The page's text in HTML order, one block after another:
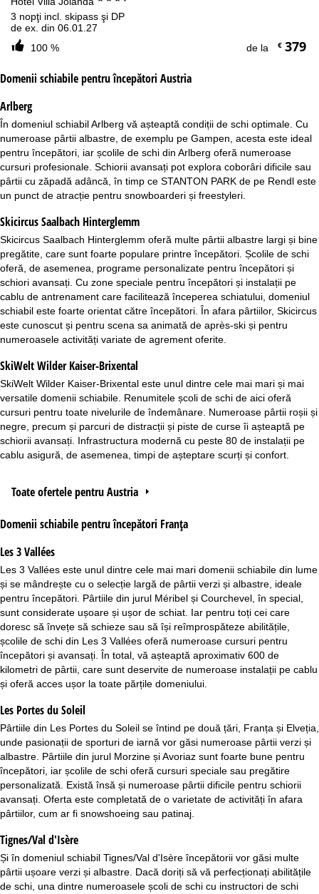
3 nopţi incl. skipass şi DP
de ex. din 06.01.27
100 %
de la €379
Domenii schiabile pentru începători Austria
Arlberg
În domeniul schiabilArlberg vă așteaptă condiții de schi optimale. Cu
numeroase pârtii albastre, de exemplu pe Gampen, acesta este ideal
pentru începători, iar școlile de schi din Arlberg oferă numeroase
cursuri profesionale. Schiorii avansați pot explora coborâri dificile sau
pârtii cu zăpadă adâncă, în timp ce STANTON PARK de pe Rendl este
un punct de atracție pentru snowboarderi și freestyleri.
Skicircus Saalbach Hinterglemm
Skicircus Saalbach Hinterglemm oferă multe pârtii albastre largi și bine
pregătite, care sunt foarte populare printre începători. Școlile de schi
oferă, de asemenea, programe personalizate pentru începători și
schiori avansați. Cu zone speciale pentru începători și instalații pe
cablu de antrenament care facilitează începerea schiatului, domeniul
schiabil este foarte orientat către începători. În afara pârtiilor, Skicircus
este cunoscut și pentru scena sa animată de après-ski și pentru
numeroasele activități variate de agrement oferite.
SkiWelt Wilder Kaiser-Brixental
SkiWelt Wilder Kaiser-Brixental este unul dintre cele mai mari și mai
versatile domenii schiabile. Renumitele școli de schi de aici oferă
cursuri pentru toate nivelurile de îndemânare. Numeroase pârtii roșii și
negre, precum și parcuri de distracții și piste de curse îi așteaptă pe
schiorii avansați. Infrastructura modernă cu peste 80 de instalații pe
cablu asigură, de asemenea, timpi de așteptare scurți și confort.
Toate ofertele pentru Austria
Domenii schiabile pentru începători Franța
Les 3 Vallées
Les 3 Vallées este unul dintre cele mai mari domenii schiabile din lume
și se mândrește cu o selecție largă de pârtii verzi și albastre, ideale
pentru începători. Pârtiile din jurul Méribel și Courchevel, în special,
sunt considerate ușoare și ușor de schiat. Iar pentru toți cei care
doresc să învețe să schieze sau să își reîmprospăteze abilitățile,
școlile de schi din Les 3 Vallées oferă numeroase cursuri pentru
începători și avansați. În total, vă așteaptă aproximativ 600 de
kilometri de pârtii, care sunt deservite de numeroase instalații pe cablu
și oferă acces ușor la toate părțile domeniului.
Les Portes du Soleil
Pârtiile din Les Portes du Soleil se întind pe două țări, Franța și Elveția,
unde pasionații de sporturi de iarnă vor găsi numeroase pârtii verzi și
albastre. Pârtiile din jurul Morzine și Avoriaz sunt foarte bune pentru
începători, iar școlile de schi oferă cursuri speciale sau pregătire
personalizată. Există însă și numeroase pârtii dificile pentru schiorii
avansați. Oferta este completată de o varietate de activități în afara
pârtiilor, cum ar fi snowshoeing sau patinaj.
Tignes/Val d'Isère
Și în domeniul schiabil Tignes/Val d'Isèreîncepătorii vor găsi multe
pârtii ușoare verzi și albastre. Dacă doriți să vă perfecționați abilitățile
de schi, una dintre numeroasele școli de schi cu instructori de schi